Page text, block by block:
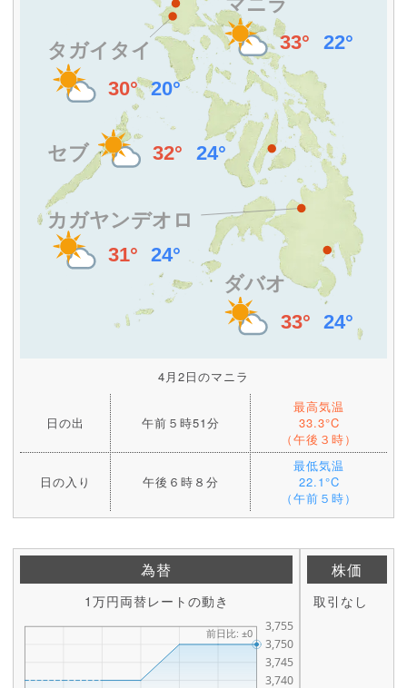
4月2日のマニラ
日の出 午前５時51分
最高気温
33.3°C
（午後３時）
日の入り 午後６時８分
最低気温
22.1°C
（午前５時）
為替
1万円両替レートの動き
株価
取引なし